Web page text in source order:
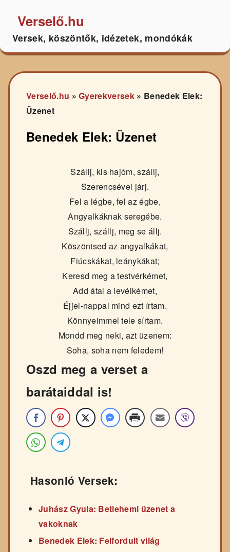
Verselő.hu
Versek, köszöntők, idézetek, mondókák
Verselő.hu »Gyerekversek » Benedek Elek:
Üzenet
Benedek Elek: Üzenet
Szállj, kis hajóm, szállj,
Szerencsével járj.
Fel a légbe, fel az égbe,
Angyalkáknak seregébe.
Szállj, szállj, meg se állj.
Köszöntsed az angyalkákat,
Fiúcskákat, leánykákat;
Keresd meg a testvérkémet,
Add átal a levélkémet,
Éjjel-nappal mind ezt írtam.
Könnyeimmel tele sírtam.
Mondd meg neki, azt üzenem:
Soha, soha nem feledem!
Oszd meg a verset a
barátaiddal is!
Hasonló Versek:
Juhász Gyula: Betlehemi üzenet a
vakoknak
Benedek Elek: Felfordult világ